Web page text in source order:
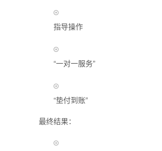
指导操作
“一对一服务”
“垫付到账”
最终结果：